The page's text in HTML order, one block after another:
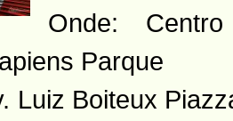
Onde:
Parque
Luiz Boiteux